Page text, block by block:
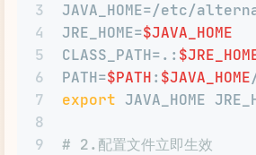
3
4
5
6
7
8
9
JAVA_HOME=/etc/
JRE_HOME=$JAVA_HOME
CLASS_PATH=.:
PATH=$PATH : $JAVA_HOME
export JAVA_HOME
# 2.配置文件立即生效